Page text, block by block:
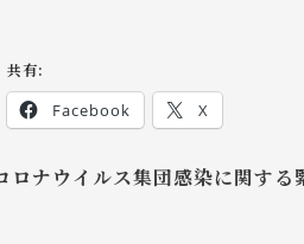
共有:
Facebook X
ロナウイルス集団感染に関する